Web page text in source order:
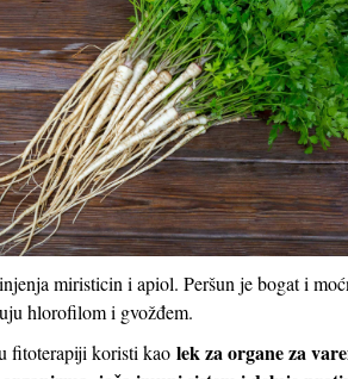
miristicin i apiol. Peršun je bogat i
hlorofilom i gvožđem.
fitoterapiji koristi kao lek za organe za